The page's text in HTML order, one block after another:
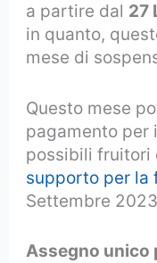
a partire dal 27
in quanto,
mese di
Questo mese
pagamento per
possibili fruitori
supporto per la
Settembre
Assegno unico